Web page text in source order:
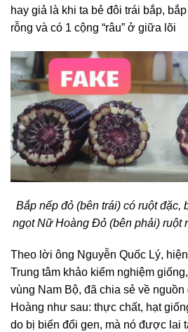
hay giả là khi ta bẻ đôi trái bắp,
rỗng và có 1 cộng “râu” ở giữa lõi
Bắp nếp đỏ (bên trái) có ruột đặc,
ngọt Nữ Hoàng Đỏ (bên phải) ruột
Theo lời ông Nguyễn Quốc Lý,
Trung tâm khảo kiểm nghiệm
vùng Nam Bộ, đã chia sẻ về
Hoàng như sau: thực chất, hạt
do bị biến đổi gen, mà nó được lai